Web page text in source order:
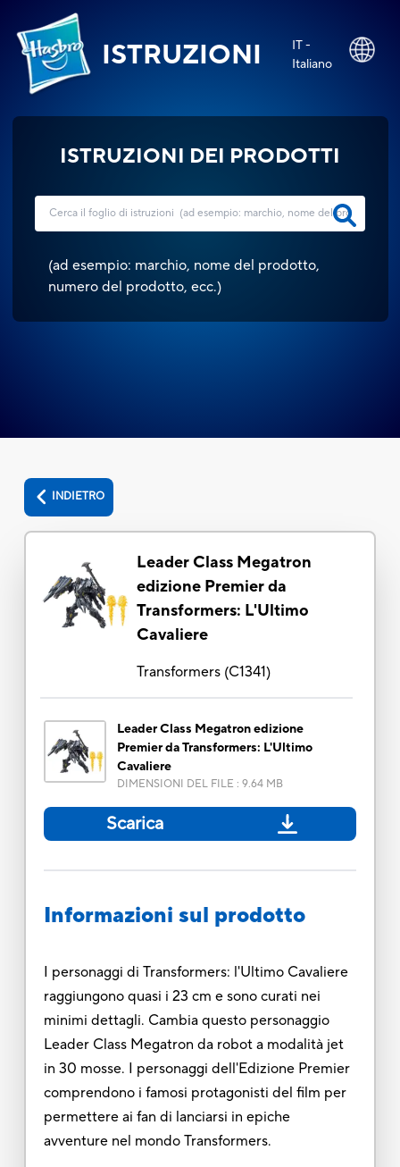
ISTRUZIONI
IT -
Italiano
ISTRUZIONI DEI PRODOTTI
(ad esempio: marchio, nome del prodotto,
numero del prodotto, ecc.)
INDIETRO
Leader Class Megatron
edizione Premier da
Transformers: L'Ultimo
Cavaliere
Transformers(C1341)
Leader Class Megatron edizione
Premier da Transformers: L'Ultimo
Cavaliere
DIMENSIONI DEL FILE : 9.64 MB
Scarica
Informazioni sul prodotto
I personaggi di Transformers: l'Ultimo Cavaliere
raggiungono quasi i 23 cm e sono curati nei
minimi dettagli. Cambia questo personaggio
Leader Class Megatron da robot a modalità jet
in 30 mosse. I personaggi dell'Edizione Premier
comprendono i famosi protagonisti del film per
permettere ai fan di lanciarsi in epiche
avventure nel mondo Transformers.